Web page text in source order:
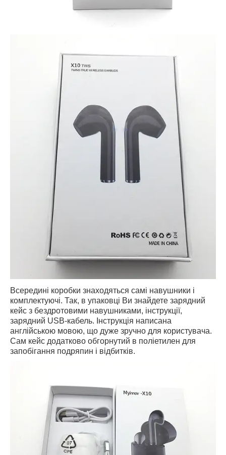
Всередині коробки знаходяться самі навушники і
комплектуючі. Так, в упаковці Ви знайдете зарядний
кейс з бездротовими навушниками, інструкції,
зарядний USB-кабель. Інструкція написана
англійською мовою, що дуже зручно для користувача.
Сам кейс додатково обгорнутий в поліетилен для
запобігання подряпин і відбитків.